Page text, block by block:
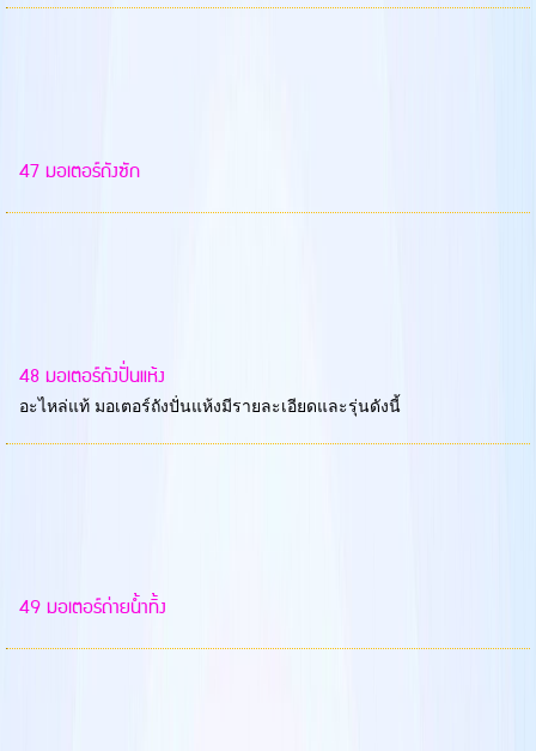
47 มอเตอร์ถังซัก
48 มอเตอร์ถังปั่นแห้ง
อะไหล่แท้ มอเตอร์ถังปั่นแห้งมีรายละเอียดและรุ่นดังนี้
49 มอเตอร์ถ่ายน้ำทิ้ง